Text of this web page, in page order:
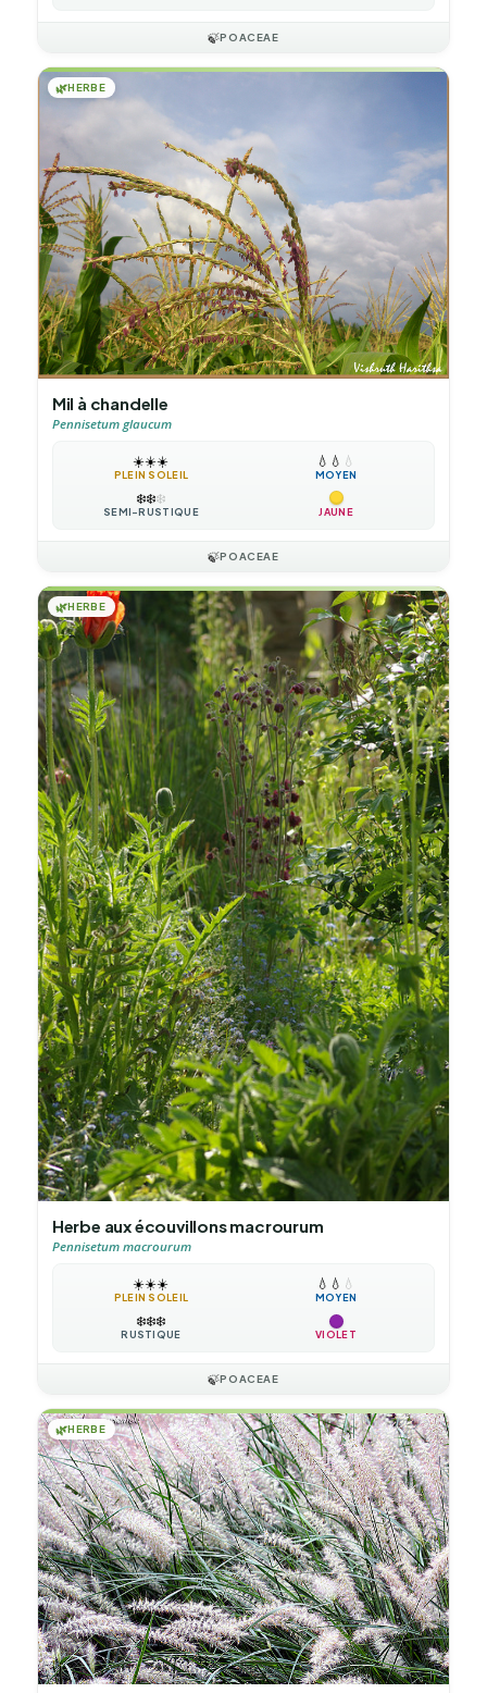
🍃POACEAE
🌿HERBE
Mil à chandelle
Pennisetum glaucum
☀️☀️☀️
PLEIN SOLEIL
💧 💧 💧
MOYEN
❄️❄️❄️
SEMI-RUSTIQUE JAUNE
🍃POACEAE
🌿HERBE
Herbe aux écouvillons macrourum
Pennisetum macrourum
☀️☀️☀️
PLEIN SOLEIL
💧 💧 💧
MOYEN
❄️❄️❄️
RUSTIQUE VIOLET
🍃POACEAE
🌿HERBE